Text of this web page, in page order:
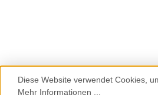
Werkzeugleiste anzeigen
Diese Website verwendet Cookies,
Mehr Informationen ...